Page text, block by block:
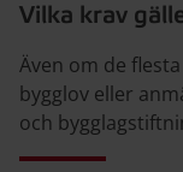
Vilka krav
Även om de
bygglov eller
och